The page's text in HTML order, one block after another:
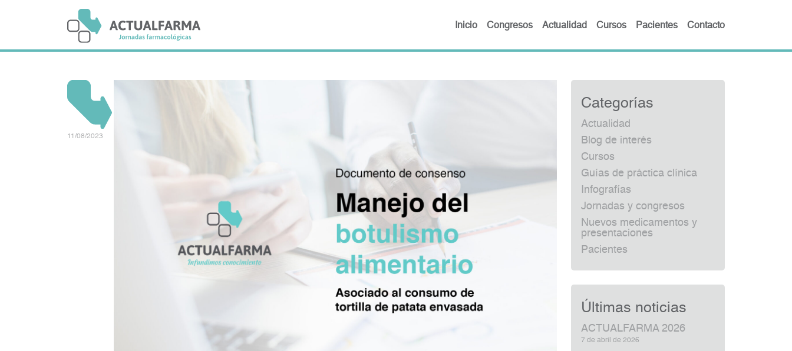
Inicio Congresos Actualidad Cursos Pacientes Contacto
11/08/2023
Categorías
Actualidad
Blog de interés
Cursos
Guías de práctica clínica
Infografías
Jornadas y congresos
Nuevos medicamentos y
presentaciones
Pacientes
Últimas noticias
ACTUALFARMA 2026
7 de abril de 2026